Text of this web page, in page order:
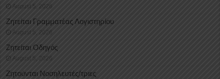
August 5, 2026
Ζητείται Γραμματέας Λογιστηρίου
August 5, 2026
Ζητείται Οδηγός
August 5, 2026
Ζητούνται Νοσηλευτές/τριες